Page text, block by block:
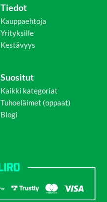
Tiedot
Kauppaehtoja
Yrityksille
Kestävyys
Suositut
Kaikki kategoriat
Tuhoeläimet (oppaat)
Blogi